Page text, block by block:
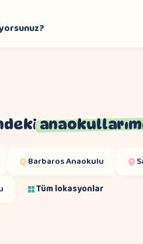
BarbarosAnaokulu
Tüm lokasyonlar